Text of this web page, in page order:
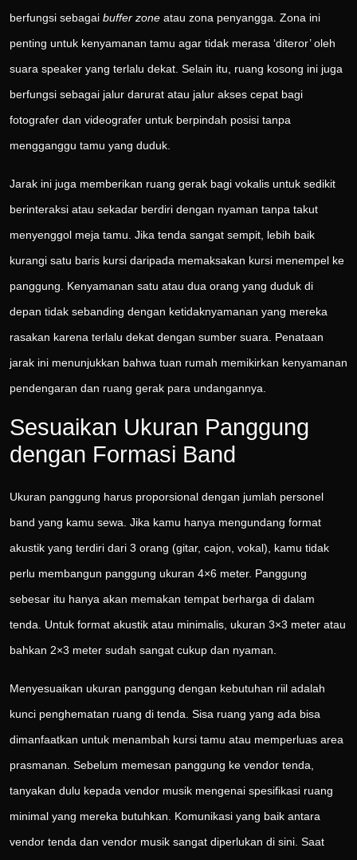
berfungsi sebagai buffer zone atau zona penyangga. Zona ini
penting untuk kenyamanan tamu agar tidak merasa ‘diteror’ oleh
suara speaker yang terlalu dekat. Selain itu, ruang kosong ini juga
berfungsi sebagai jalur darurat atau jalur akses cepat bagi
fotografer dan videografer untuk berpindah posisi tanpa
mengganggu tamu yang duduk.
Jarak ini juga memberikan ruang gerak bagi vokalis untuk sedikit
berinteraksi atau sekadar berdiri dengan nyaman tanpa takut
menyenggol meja tamu. Jika tenda sangat sempit, lebih baik
kurangi satu baris kursi daripada memaksakan kursi menempel ke
panggung. Kenyamanan satu atau dua orang yang duduk di
depan tidak sebanding dengan ketidaknyamanan yang mereka
rasakan karena terlalu dekat dengan sumber suara. Penataan
jarak ini menunjukkan bahwa tuan rumah memikirkan kenyamanan
pendengaran dan ruang gerak para undangannya.
Sesuaikan Ukuran Panggung
dengan Formasi Band
Ukuran panggung harus proporsional dengan jumlah personel
band yang kamu sewa. Jika kamu hanya mengundang format
akustik yang terdiri dari 3 orang (gitar, cajon, vokal), kamu tidak
perlu membangun panggung ukuran 4×6 meter. Panggung
sebesar itu hanya akan memakan tempat berharga di dalam
tenda. Untuk format akustik atau minimalis, ukuran 3×3 meter atau
bahkan 2×3 meter sudah sangat cukup dan nyaman.
Menyesuaikan ukuran panggung dengan kebutuhan riil adalah
kunci penghematan ruang di tenda. Sisa ruang yang ada bisa
dimanfaatkan untuk menambah kursi tamu atau memperluas area
prasmanan. Sebelum memesan panggung ke vendor tenda,
tanyakan dulu kepada vendor musik mengenai spesifikasi ruang
minimal yang mereka butuhkan. Komunikasi yang baik antara
vendor tenda dan vendor musik sangat diperlukan di sini. Saat